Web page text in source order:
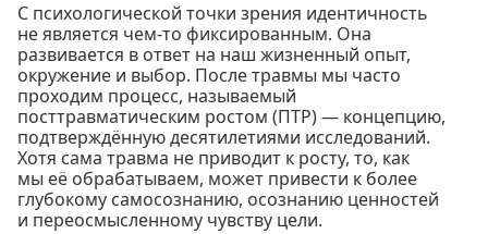
С психологической точки зрения идентичность
не является чем-то фиксированным. Она
развивается в ответ на наш жизненный опыт,
окружение и выбор. После травмы мы часто
проходим процесс, называемый
посттравматическим ростом (ПТР) — концепцию,
подтверждённую десятилетиями исследований.
Хотя сама травма не приводит к росту, то, как
мы её обрабатываем, может привести к более
глубокому самосознанию, осознанию ценностей
и переосмысленному чувству цели.